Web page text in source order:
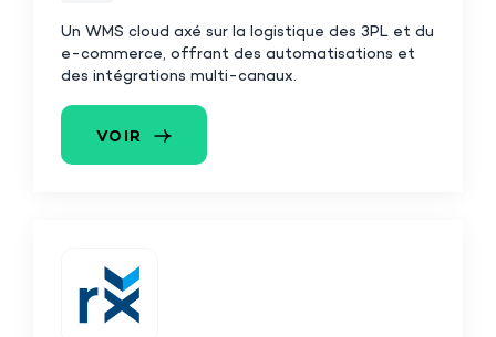
Un WMS cloud axé sur la logistique des 3PL et du
e-commerce, offrant des automatisations et
des intégrations multi-canaux.
VOIR